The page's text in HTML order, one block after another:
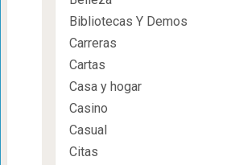
Bibliotecas Y Demos
Carreras
Cartas
Casa y hogar
Casino
Casual
Citas